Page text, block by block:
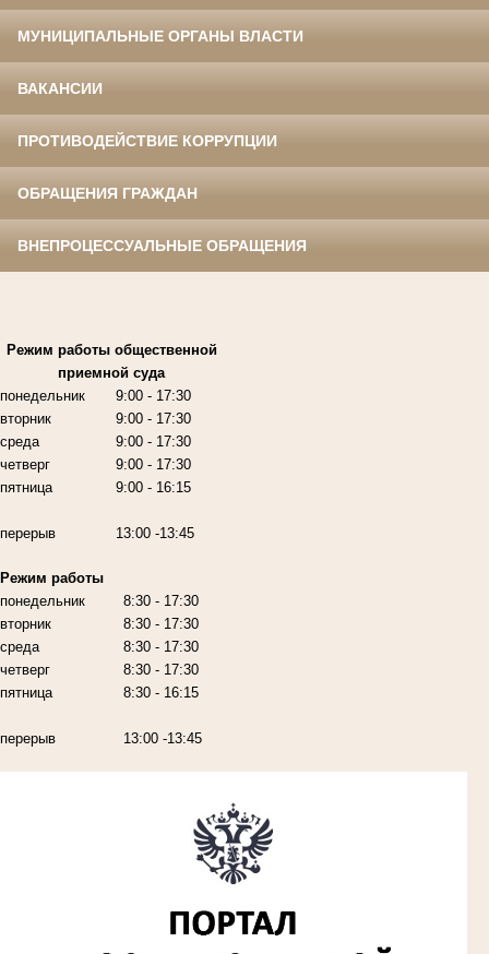
МУНИЦИПАЛЬНЫЕ ОРГАНЫ ВЛАСТИ
ВАКАНСИИ
ПРОТИВОДЕЙСТВИЕ КОРРУПЦИИ
ОБРАЩЕНИЯ ГРАЖДАН
ВНЕПРОЦЕССУАЛЬНЫЕ ОБРАЩЕНИЯ
Режим работыобщественной
приемной суда
понедельник
вторник
среда
четверг
пятница
9:00 - 17:30
9:00 - 17:30
9:00 - 17:30
9:00 - 17:30
9:00 - 16:15
перерыв 13:00 -13:45
Режим работы
понедельник
вторник
среда
четверг
пятница
перерыв
8:30 - 17:30
8:30 - 17:30
8:30 - 17:30
8:30 - 17:30
8:30 - 16:15
13:00 -13:45